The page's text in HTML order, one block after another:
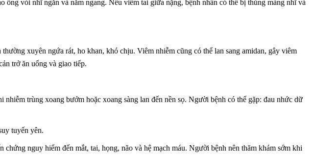
vòi nhĩ ngắn và nằm ngang. Nếu viêm tai giữa nặng, bệnh nhân có thể bị thủng màng nhĩ và
xuyên ngứa rát, ho khan, khó chịu. Viêm nhiễm cũng có thể lan sang amidan, gây viêm
trở ăn uống và giao tiếp.
trùng xoang bướm hoặc xoang sàng lan đến nền sọ. Người bệnh có thể gặp: đau nhức dữ
tuyến yên.
nguy hiểm đến mắt, tai, họng, não và hệ mạch máu. Người bệnh nên thăm khám sớm khi